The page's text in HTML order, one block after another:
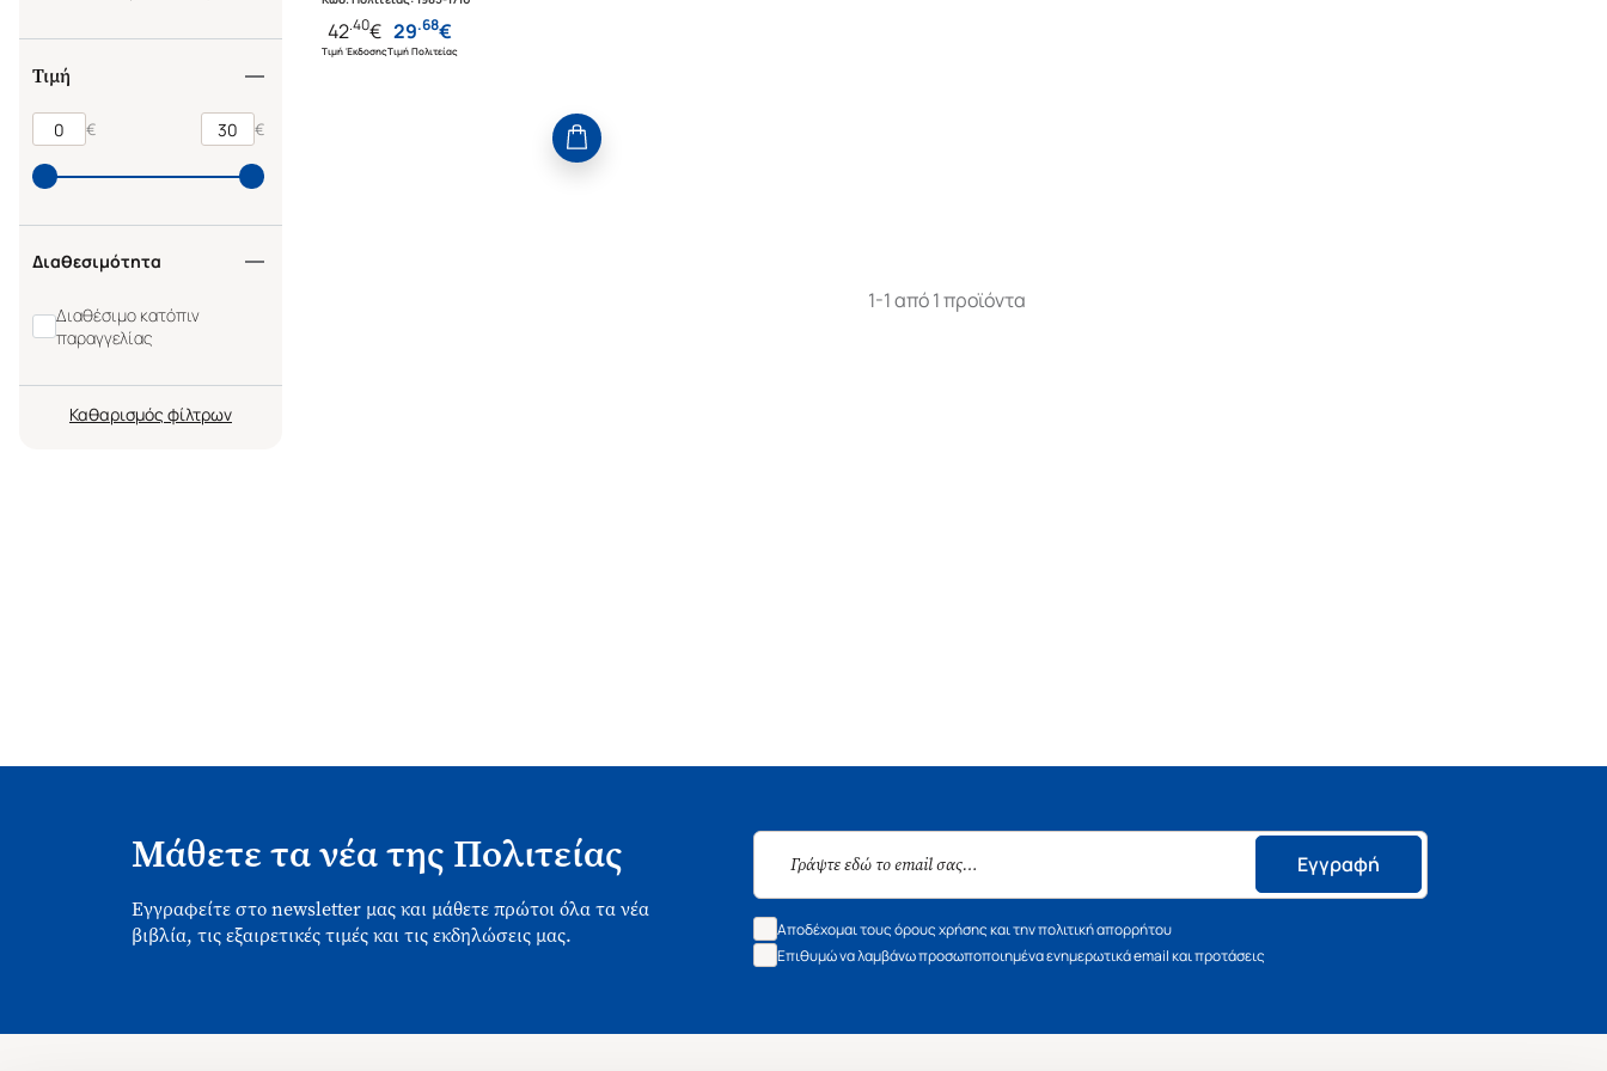
Τιμή
€ €
Διαθεσιμότητα
Διαθέσιμο κατόπιν
παραγγελίας
Καθαρισμός
42.40€
Τιμή Έκδοσης
29.68€
Τιμή Πολιτείας
1-1 από 1 προϊόντα
Μάθετε τα νέα της Πολιτείας
Εγγραφείτε στο newsletter μας και μάθετε πρώτοι όλα τα νέα
βιβλία, τις εξαιρετικές τιμές και τις εκδηλώσεις μας.
Εγγραφή
Αποδέχομαι τους όρους χρήσης και την πολιτική απορρήτου
Επιθυμώ να λαμβάνω προσωποποιημένα ενημερωτικά email και προτάσεις